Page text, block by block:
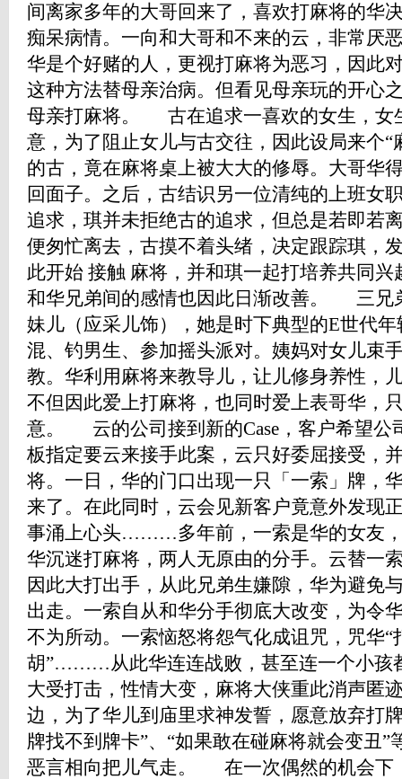
间离家多年的大哥回来了，喜欢打麻将的华
痴呆病情。一向和大哥和不来的云，非常厌
华是个好赌的人，更视打麻将为恶习，因此
这种方法替母亲治病。但看见母亲玩的开心
母亲打麻将。 古在追求一喜欢的女生，女
意，为了阻止女儿与古交往，因此设局来个“
的古，竟在麻将桌上被大大的修辱。大哥华
回面子。之后，古结识另一位清纯的上班女
追求，琪并未拒绝古的追求，但总是若即若
便匆忙离去，古摸不着头绪，决定跟踪琪，
此开始 接触 麻将，并和琪一起打培养共同
和华兄弟间的感情也因此日渐改善。 三兄
妹儿（应采儿饰），她是时下典型的E世代
混、钓男生、参加摇头派对。姨妈对女儿束
教。华利用麻将来教导儿，让儿修身养性，
不但因此爱上打麻将，也同时爱上表哥华，
意。 云的公司接到新的Case，客户希望公
板指定要云来接手此案，云只好委屈接受，
将。一日，华的门口出现一只「一索」牌，
来了。在此同时，云会见新客户竟意外发现
事涌上心头………多年前，一索是华的女友
华沉迷打麻将，两人无原由的分手。云替一
因此大打出手，从此兄弟生嫌隙，华为避免
出走。一索自从和华分手彻底大改变，为令
不为所动。一索恼怒将怨气化成诅咒，咒华“
胡”………从此华连连战败，甚至连一个小孩
大受打击，性情大变，麻将大侠重此消声匿
边，为了华儿到庙里求神发誓，愿意放弃打
牌找不到牌卡”、“如果敢在碰麻将就会变丑
恶言相向把儿气走。 在一次偶然的机会下